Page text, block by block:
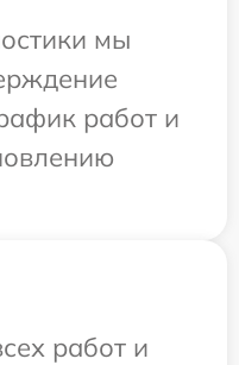
мы
работ и
работ и